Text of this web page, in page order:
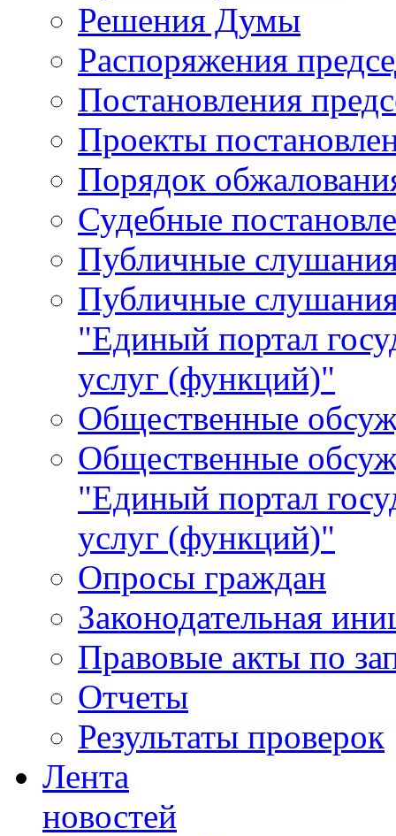
Решения Думы
Распоряжения
Постановления
Проекты
Порядок
Судебные
Публичные
Публичные
"Единый портал
услуг (функций)"
Общественные
Общественные
"Единый портал
услуг (функций)"
Опросы граждан
Законодательная
Правовые акты по
Отчеты
Результаты проверок
Лента
новостей